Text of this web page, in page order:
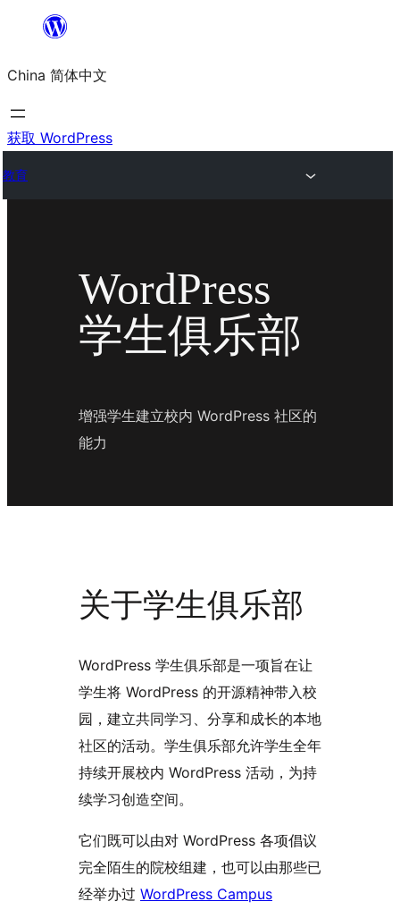
内
容
China 简体中文
获取 WordPress
教育
WordPress
学生俱乐部
增强学生建立校内 WordPress 社区的
能力
关于学生俱乐部
WordPress 学生俱乐部是一项旨在让
学生将 WordPress 的开源精神带入校
园，建立共同学习、分享和成长的本地
社区的活动。学生俱乐部允许学生全年
持续开展校内 WordPress 活动，为持
续学习创造空间。
它们既可以由对 WordPress 各项倡议
完全陌生的院校组建，也可以由那些已
经举办过 WordPress Campus